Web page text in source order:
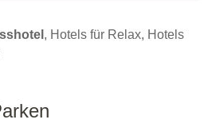
, Hotels für Relax, Hotels